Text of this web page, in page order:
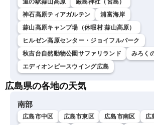
神石高原ティアガルテン
浦富海岸
蒜山高原キャンプ場（休暇村 蒜山高原）
ヒルゼン高原センター・ジョイフルパーク
秋吉台自然動物公園サファリランド
みろく
エディオンピースウイング広島
広島県の各地の天気
南部
広島市中区 広島市東区 広島市南区
広